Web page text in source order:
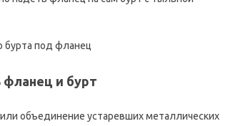
бурта под фланец
фланец и бурт
объединение устаревших металлических